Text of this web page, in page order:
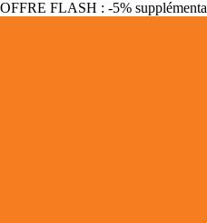
OFFRE FLASH : -5%